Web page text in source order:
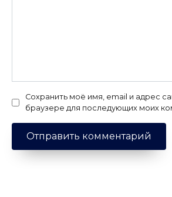
Сохранить моё имя, email и адрес
браузере для последующих моих